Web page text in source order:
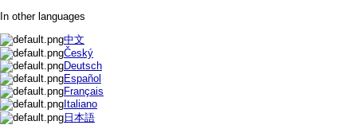
In other languages
中文
Český
Deutsch
Español
Français
Italiano
日本語